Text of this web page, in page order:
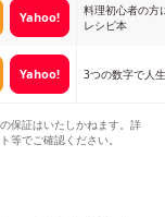
Yahoo!
料理初心者の方
レシピ本
Yahoo! 3つの数字で人
保証はいたしかねます。詳
等でご確認ください。